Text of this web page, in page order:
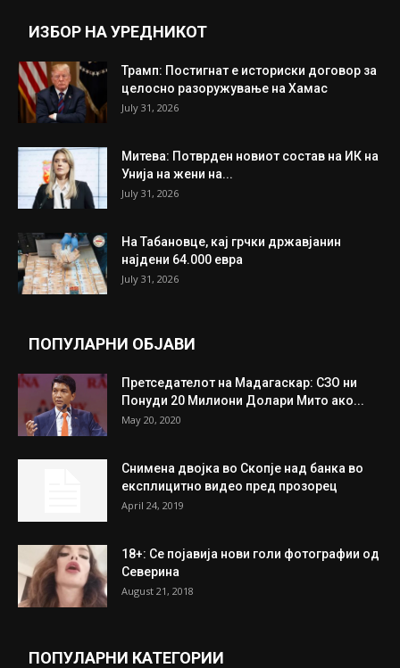
ИЗБОР НА УРЕДНИКОТ
Трамп: Постигнат е историски договор за
целосно разоружување на Хамас
July 31, 2026
Митева: Потврден новиот состав на ИК на
Унија на жени на...
July 31, 2026
На Табановце, кај грчки државјанин
најдени 64.000 евра
July 31, 2026
ПОПУЛАРНИ ОБЈАВИ
Претседателот на Мадагаскар: СЗО ни
Понуди 20 Милиони Долари Мито ако...
May 20, 2020
Снимена двојка во Скопје над банка во
експлицитно видео пред прозорец
April 24, 2019
18+: Се појавија нови голи фотографии од
Северина
August 21, 2018
ПОПУЛАРНИ КАТЕГОРИИ